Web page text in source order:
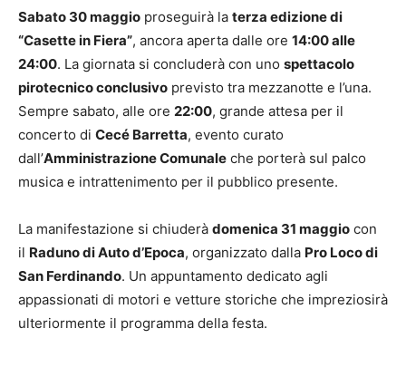
Sabato 30 maggio proseguirà la terza edizione di
“Casette in Fiera”, ancora aperta dalle ore 14:00 alle
24:00. La giornata si concluderà con uno spettacolo
pirotecnico conclusivo previsto tra mezzanotte e l’una.
Sempre sabato, alle ore 22:00, grande attesa per il
concerto di Cecé Barretta, evento curato
dall’Amministrazione Comunale che porterà sul palco
musica e intrattenimento per il pubblico presente.
La manifestazione si chiuderà domenica 31 maggio con
il Raduno di Auto d’Epoca, organizzato dalla Pro Loco di
San Ferdinando. Un appuntamento dedicato agli
appassionati di motori e vetture storiche che impreziosirà
ulteriormente il programma della festa.